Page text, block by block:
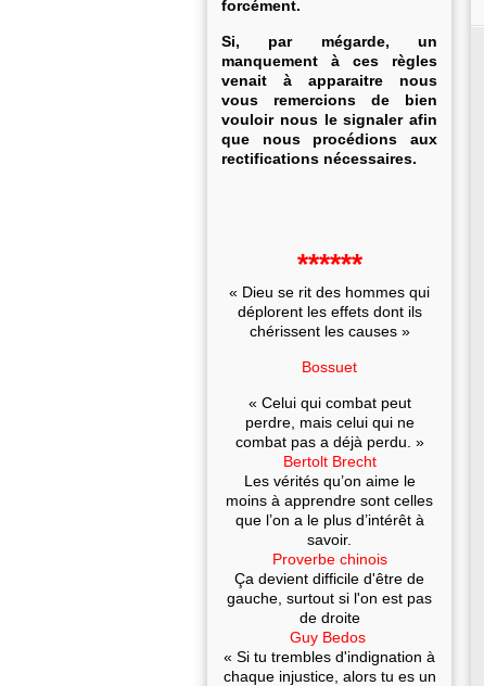
forcément.
Si, par mégarde, un
manquement à ces règles
venait à apparaitre nous
vous remercions de bien
vouloir nous le signaler afin
que nous procédions aux
rectifications nécessaires.
******
« Dieu se rit des hommes qui
déplorent les effets dont ils
chérissent les causes »
Bossuet
« Celui qui combat peut
perdre, mais celui qui ne
combat pas a déjà perdu. »
Bertolt Brecht
Les vérités qu’on aime le
moins à apprendre sont celles
que l’on a le plus d’intérêt à
savoir.
Proverbe chinois
Ça devient difficile d'être de
gauche, surtout si l'on est pas
de droite
Guy Bedos
« Si tu trembles d'indignation à
chaque injustice, alors tu es un